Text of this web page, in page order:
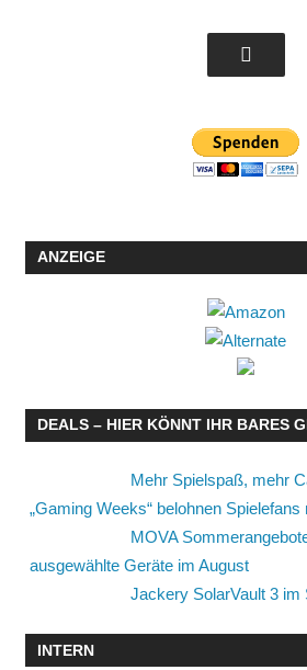
ANZEIGE
DEALS – HIER KÖNNT IHR BARES
Mehr Spielspaß, mehr
„Gaming Weeks“ belohnen
MOVA
ausgewählte Geräte im August
Jackery SolarVault 3 im
INTERN